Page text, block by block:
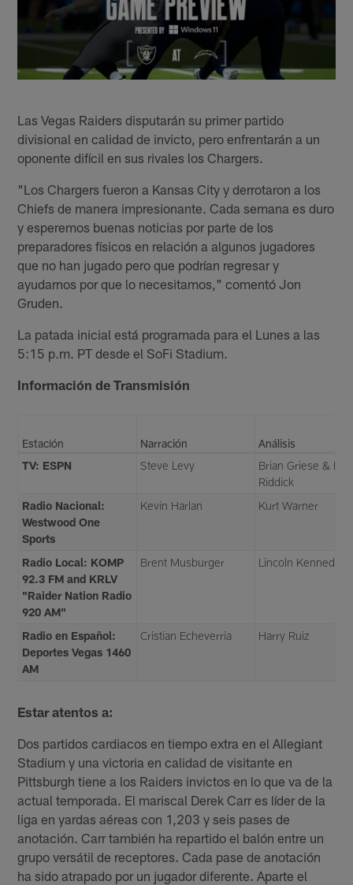
Las Vegas Raiders disputarán su primer partido
divisional en calidad de invicto, pero enfrentarán a un
oponente difícil en sus rivales los Chargers.
"Los Chargers fueron a Kansas City y derrotaron a los
Chiefs de manera impresionante. Cada semana es duro
y esperemos buenas noticias por parte de los
preparadores físicos en relación a algunos jugadores
que no han jugado pero que podrían regresar y
ayudarnos por que lo necesitamos," comentó Jon
Gruden.
La patada inicial está programada para el Lunes a las
5:15 p.m. PT desde el SoFi Stadium.
Información de Transmisión
Estación Narración
Análisis
TV: ESPN
Steve Levy
Brian Griese &
Riddick
Radio Nacional:
Westwood One
Sports
Kevin Harlan Kurt Warner
Radio Local: KOMP
92.3 FM and KRLV
"Raider Nation Radio
920 AM"
Brent Musburger Lincoln Kennedy
Radio en Español:
Deportes Vegas 1460
AM
Cristian Echeverria Harry Ruiz
Estar atentos a:
Dos partidos cardiacos en tiempo extra en el Allegiant
Stadium y una victoria en calidad de visitante en
Pittsburgh tiene a los Raiders invictos en lo que va de la
actual temporada. El mariscal Derek Carr es líder de la
liga en yardas aéreas con 1,203 y seis pases de
anotación. Carr también ha repartido el balón entre un
grupo versátil de receptores. Cada pase de anotación
ha sido atrapado por un jugador diferente. Aparte el